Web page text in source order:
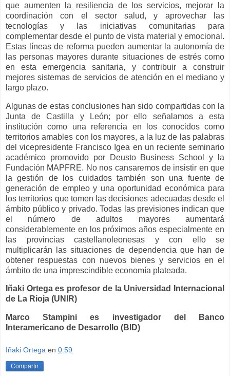
que aumenten la resiliencia de los servicios, mejorar la
coordinación con el sector salud, y aprovechar las
tecnologías y las iniciativas comunitarias para
complementar desde el punto de vista material y emocional.
Estas líneas de reforma pueden aumentar la autonomía de
las personas mayores durante situaciones de estrés como
en esta emergencia sanitaria, y contribuir a construir
mejores sistemas de servicios de atención en el mediano y
largo plazo.
Algunas de estas conclusiones han sido compartidas con la
Junta de Castilla y León; por ello señalamos a esta
institución como una referencia en los conocidos como
territorios amables con los mayores, a la luz de las palabras
del vicepresidente Francisco Igea en un reciente seminario
académico promovido por Deusto Business School y la
Fundación MAPFRE. No nos cansaremos de insistir en que
la gestión de los cuidados también son una fuente de
generación de empleo y una oportunidad económica para
los territorios que tomen las decisiones adecuadas desde el
ámbito público y privado. Todas las previsiones indican que
el número de adultos mayores aumentará
considerablemente en los próximos años especialmente en
las provincias castellanoleonesas y con ello se
multiplicarán las situaciones de dependencia que han de
obtener respuestas con nuevos bienes y servicios en el
ámbito de una imprescindible economía plateada.
Iñaki Ortega es profesor de la Universidad Internacional
de La Rioja (UNIR)
Marco Stampini es investigador del Banco
Interamericano de Desarrollo (BID)
Iñaki Ortega en 0:59
Compartir